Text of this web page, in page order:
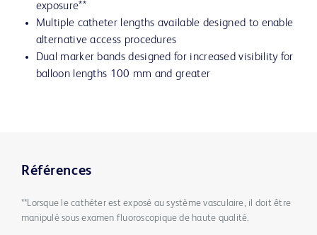
exposure**
Multiple catheter lengths available designed to enable
alternative access procedures
Dual marker bands designed for increased visibility for
balloon lengths 100 mm and greater
Références
**Lorsque le cathéter est exposé au système vasculaire, il doit être
manipulé sous examen fluoroscopique de haute qualité.